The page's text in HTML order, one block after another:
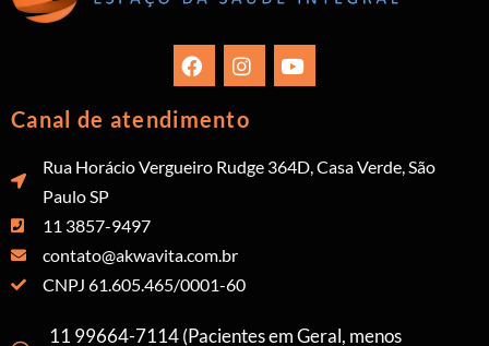
Canal de atendimento
Rua Horácio Vergueiro Rudge 364D, Casa Verde, São
Paulo SP
11 3857-9497
contato@akwavita.com.br
CNPJ 61.605.465/0001-60
11 99664-7114 (Pacientes em Geral, menos